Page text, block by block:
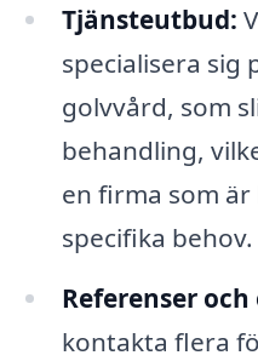
Tjänsteutbud:
specialisera sig
golvvård, som
behandling,
en firma som
specifika behov.
Referenser
kontakta flera